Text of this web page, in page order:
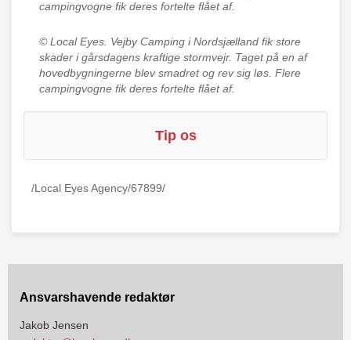
campingvogne fik deres fortelte flået af.
© Local Eyes. Vejby Camping i Nordsjælland fik store
skader i gårsdagens kraftige stormvejr. Taget på en af
hovedbygningerne blev smadret og rev sig løs. Flere
campingvogne fik deres fortelte flået af.
Tip os
/Local Eyes Agency/67899/
Ansvarshavende redaktør
Jakob Jensen